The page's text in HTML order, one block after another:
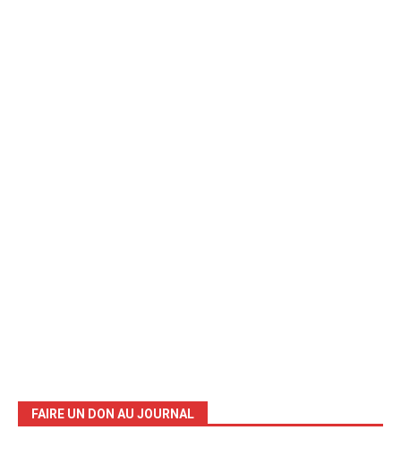
FAIRE UN DON AU JOURNAL